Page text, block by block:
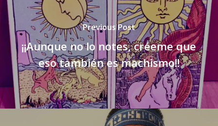
Previous Post
¡¡Aunque no lo notes, créeme que
eso también es machismo!!